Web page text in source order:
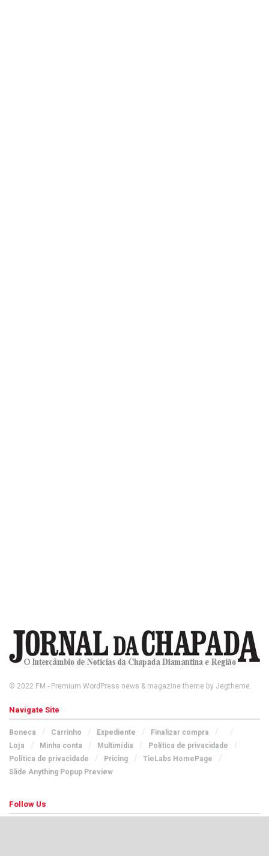
© 2022 FM - Premium WordPress news & magazine theme by Jegtheme.
Navigate Site
Boneca Carrinho Expediente
Finalizar compra
Loja
Minha conta Multimídia
Política de privacidade
Política de privacidade
Pricing
TieLabs HomePage
Slide Anything Popup Preview
Follow Us